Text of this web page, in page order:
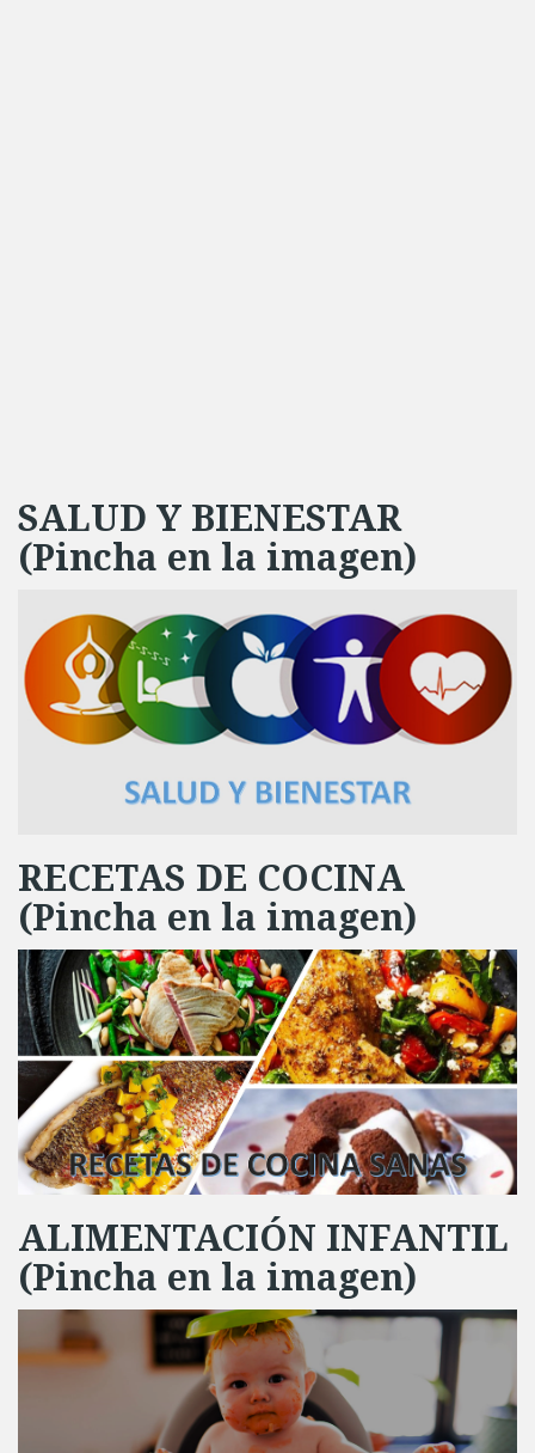
SALUD Y BIENESTAR
(Pincha en la imagen)
RECETAS DE COCINA
(Pincha en la imagen)
ALIMENTACIÓN INFANTIL
(Pincha en la imagen)